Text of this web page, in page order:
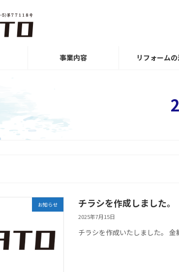
事業内容 リフォーム
お知らせ チラシを作成しました。
2025年7月15日
チラシを作成いたしました。 金